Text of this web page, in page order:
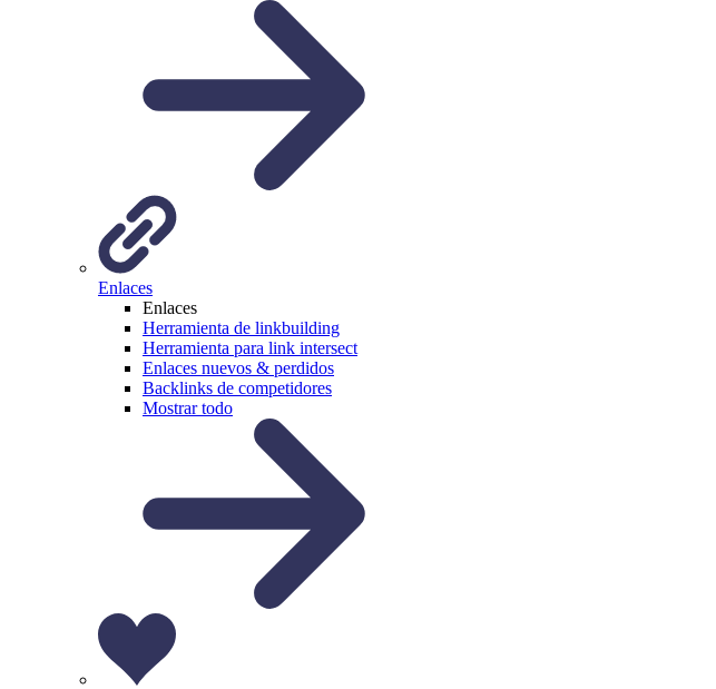
Enlaces
Enlaces
Herramienta de linkbuilding
Herramienta para link intersect
Enlaces nuevos & perdidos
Backlinks de competidores
Mostrar todo